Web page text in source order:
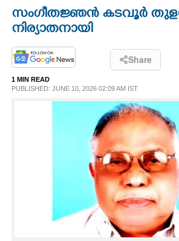
OPINION
സംഗീതജ്ഞൻ കടവൂർ
നിര്യാതനായി
Share
1 MIN READ
PUBLISHED: JUNE 10, 2026 02:09 AM IST